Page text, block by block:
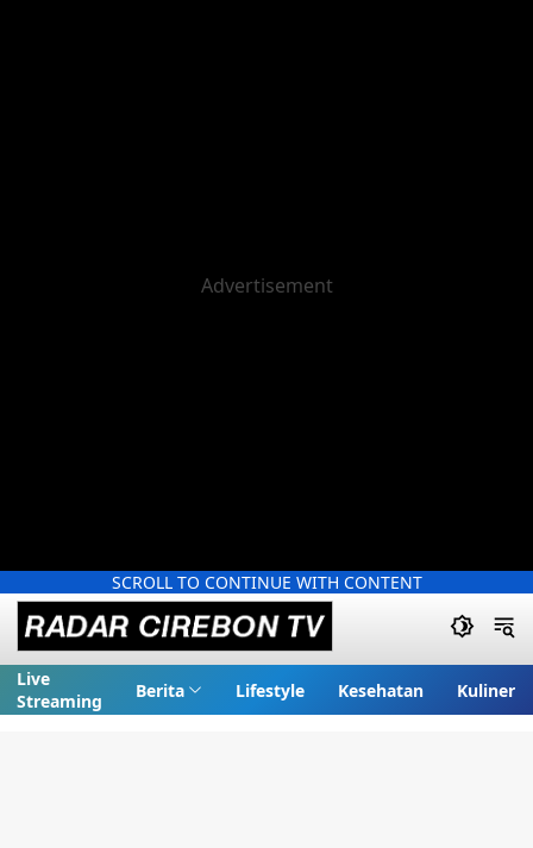
SCROLL TO CONTINUE WITH CONTENT
Live
Streaming
Berita Lifestyle Kesehatan Kuliner